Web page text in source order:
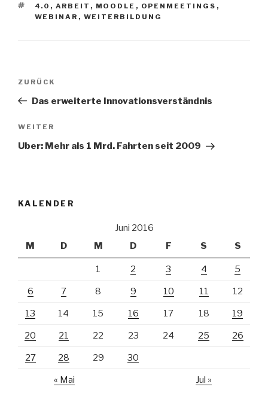
SCHLAGWÖRTER
4.0 , ARBEIT , MOODLE , OPENMEETINGS ,
WEBINAR , WEITERBILDUNG
Beitrags-
Vorheriger
Beitrag
ZURÜCK
Das erweiterte Innovationsverständnis
Nächster
Beitrag
WEITER
Uber: Mehr als 1 Mrd. Fahrten seit 2009
KALENDER
Juni 2016
M
D M D F S S
1 2 3 4 5
6 7 8 9 10 11 12
13 14 15 16 17 18 19
20 21 22 23 24 25 26
27 28 29 30
« Mai Jul »